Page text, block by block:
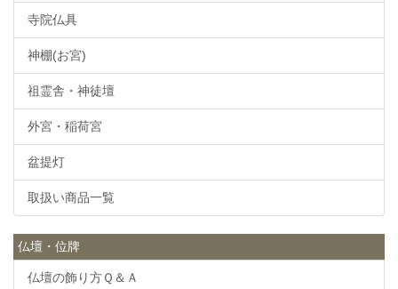
寺院仏具
神棚(お宮)
祖霊舎・神徒壇
外宮・稲荷宮
盆提灯
取扱い商品一覧
仏壇・位牌
仏壇の飾り方Ｑ＆Ａ